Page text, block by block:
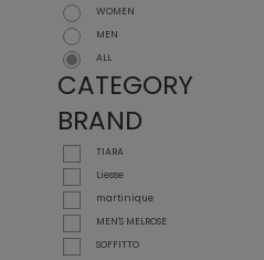
WOMEN
MEN
ALL
CATEGORY
BRAND
TIARA
Liesse
martinique
MEN'S MELROSE
SOFFITTO